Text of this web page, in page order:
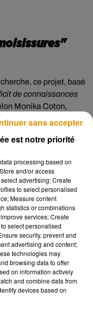
ce projet, basé
de connaissances
Monika Coton,
universitaire de
qui pilote le projet.
ainsi lutter contre le
de plus près à la
sur les aliments.
rien de plus
iciet remplissez le
prélèvement de
ensuite leur
Que ce soit
produits de
saucisson sec",
d’économie et
à20 Minutes. Les
une "collection des
est notre priorité
processing based on
and/or access
advertising; Create
to select personalised
Measure content
statistics or combinations
services; Create
select personalised
security, prevent and
advertising and content;
technologies may
browsing data to offer
on information actively
and combine data from
devices based on
sans accepter